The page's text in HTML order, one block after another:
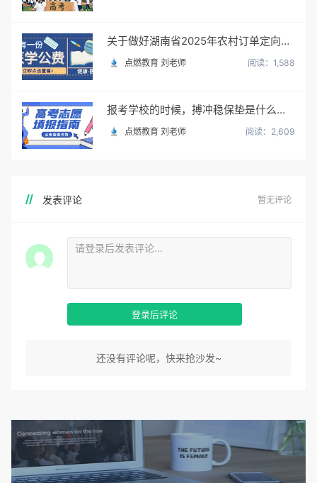
关于做好湖南省2025年农村订单定向免费本科医学生招生培养工作的通知
点燃教育 刘老师 阅读：1,588
报考学校的时候，搏冲稳保垫是什么意思？怎么填？
点燃教育 刘老师 阅读：2,609
发表评论 暂无评论
登录后评论
还没有评论呢，快来抢沙发~